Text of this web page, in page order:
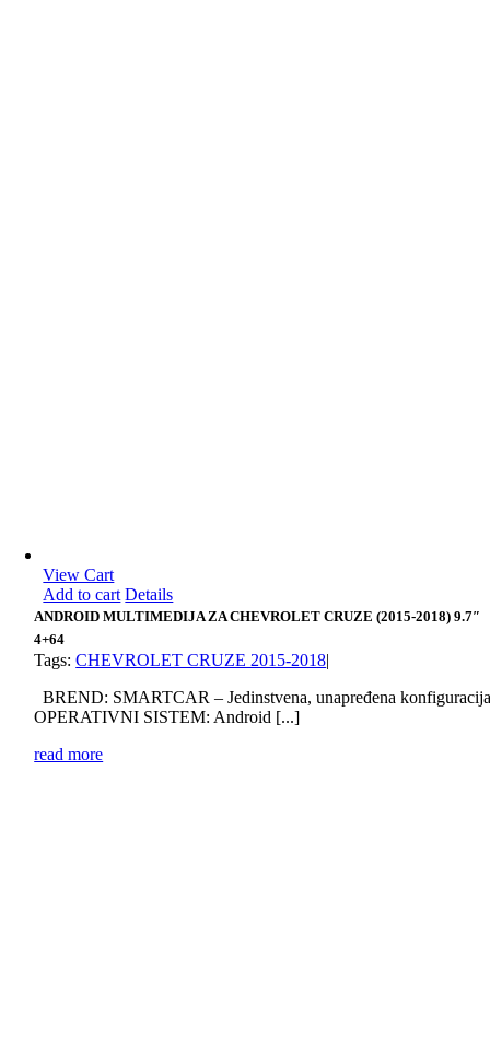
View Cart
Add to cart Details
ANDROID MULTIMEDIJA ZA CHEVROLET CRUZE (2015-2018) 9.7″
4+64
Tags:CHEVROLET CRUZE 2015-2018|
BREND: SMARTCAR – Jedinstvena, unapređena
OPERATIVNI SISTEM: Android [...]
read more